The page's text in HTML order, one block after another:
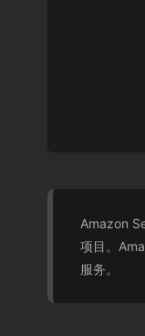
Amazon
项目。
服务。